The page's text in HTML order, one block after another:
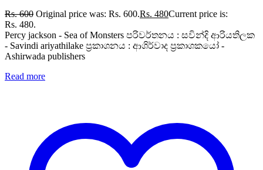
Rs.600 Original price was: Rs. 600.Rs. 480Current price is:
Rs. 480.
Percy jackson - Sea of Monsters පරිවර්තනය : සවින්දි ආරියතිලක
- Savindi ariyathilake ප්‍රකාශනය : ආශිර්වාද ප්‍රකාශකයෝ -
Ashirwada publishers
Read more